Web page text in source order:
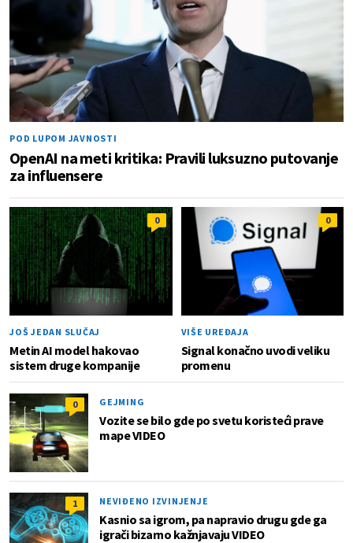
POD LUPOM JAVNOSTI
OpenAI na meti kritika: Pravili luksuzno putovanje
za influensere
0
JOŠ JEDAN SLUČAJ
Metin AI model hakovao
sistem druge kompanije
0
VIŠE UREĐAJA
Signal konačno uvodi veliku
promenu
0 GEJMING
Vozite se bilo gde po svetu koristeći prave
mape VIDEO
1 NEVIĐENO IZVINJENJE
Kasnio sa igrom, pa napravio drugu gde ga
igrači bizarno kažnjavaju VIDEO